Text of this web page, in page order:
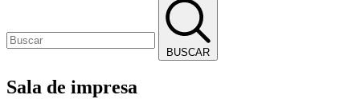
BUSCAR
Sala de impresa